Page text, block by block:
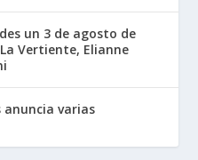
un 3 de agosto de
Vertiente, Elianne
anuncia varias